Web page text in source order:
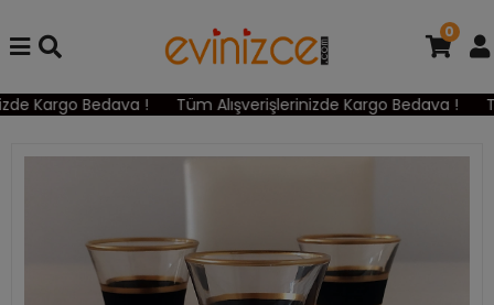
Kargo Bedava ! Tüm Alışverişlerinizde Kargo Bedava !
0